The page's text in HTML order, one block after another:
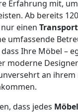
Erfahrung mit,
Ab bereits
einen
umfassende
Ihre Möbel –
moderne
an ihrem
dass jedes